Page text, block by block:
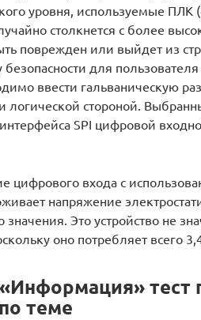
уровня, используемые ПЛК
столкнется с более
поврежден или выйдет из
безопасности для
ввести гальваническую
логической стороной.
SPI цифровой
цифрового входа с
напряжение
значения. Это устройство не
оно потребляет всего
теме